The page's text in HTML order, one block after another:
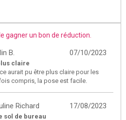
gagner un bon de réduction.
07/10/2023
B.
claire
aurait pu être plus claire pour les
compris, la pose est facile.
17/08/2023
Richard
sol de bureau